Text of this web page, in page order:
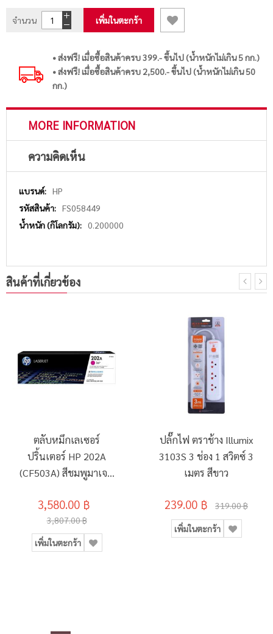
จำนวน เพิ่มในตะกร้า
• ส่งฟรี! เมื่อซื้อสินค้าครบ 399.- ขึ้นไป (น้ำหนักไม่เกิน 5 กก.)
• ส่งฟรี! เมื่อซื้อสินค้าครบ 2,500.- ขึ้นไป (น้ำหนักไม่เกิน 50
กก.)
MORE INFORMATION
ความคิดเห็น
More
Information
HP
FS058449
0.200000
สินค้าที่เกี่ยวข้อง
ตลับหมึกเลเซอร์
ปริ้นเตอร์ HP 202A
(CF503A) สีชมพูมาเจน
3,580.00 ฿
3,807.00 ฿
เพิ่มในตะกร้า
ปลั๊กไฟ ตราช้าง Illumix
3103S 3 ช่อง 1 สวิตซ์ 3
เมตร สีขาว
239.00 ฿ 319.00 ฿
เพิ่มในตะกร้า